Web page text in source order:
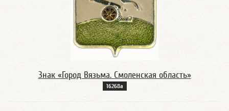
Знак «Город Вязьма. Смоленская область»
16268а